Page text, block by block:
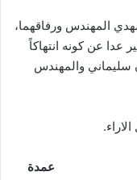
المهندس ورفاقهما،
عن كونه انتهاكاً
سليماني والمهندس
عمدة